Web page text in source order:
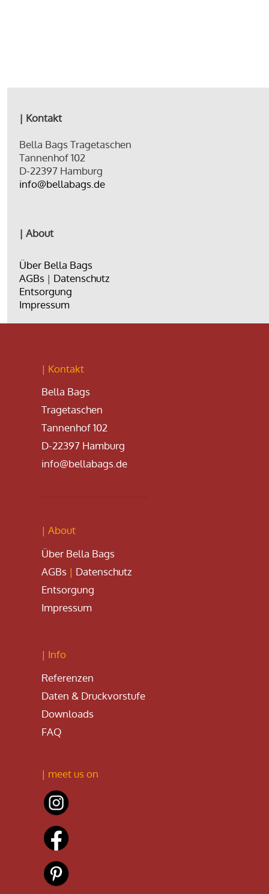
| Kontakt
Bella Bags Tragetaschen
Tannenhof 102
D-22397 Hamburg
info@bellabags.de
| About
Über Bella Bags
AGBs | Datenschutz
Entsorgung
Impressum
| Kontakt
Bella Bags
Tragetaschen
Tannenhof 102
D-22397 Hamburg
info@bellabags.de
| About
Über Bella Bags
AGBs | Datenschutz
Entsorgung
Impressum
| Info
Referenzen
Daten & Druckvorstufe
Downloads
FAQ
| meet us on